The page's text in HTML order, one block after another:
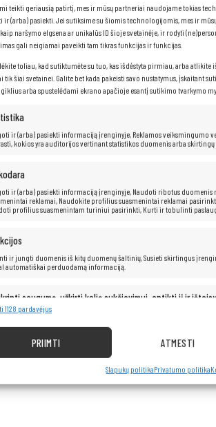
teikti geriausią patirtį, mes ir mūsų partneriai naudojame tokias
ir (arba) pasiekti. Jei sutiksime su šiomis technologijomis, mes ir
naršymo elgsena ar unikalūs ID šioje svetainėje, ir rodyti
gali neigiamai paveikti tam tikras funkcijas ir funkcijas.
toliau, kad sutiktumėte su tuo, kas išdėstyta pirmiau, arba
tik šiai svetainei. Galite bet kada pakeisti savo nustatymus, įskaitant
arba spustelėdami ekrano apačioje esantį sutikimo tvarkymo
ir (arba) pasiekti informaciją įrenginyje, Reklamos veiksmingumo
kokios yra auditorijos vertinant statistikos duomenis arba
ir (arba) pasiekti informaciją įrenginyje, Naudoti ribotus
reklamai, Naudokite profilius suasmenintai reklamai
profilius suasmenintam turiniui pasirinkti, Kurti ir tobulinti
ir jungti duomenis iš kitų duomenų šaltinių, Susieti skirtingus
automatiškai perduodamą informaciją.
saugumą, užkirti kelią sukčiavimui, aptikti jį ir
pristatymas ir pateikimas.
1128 pardavėjus
PRIIMTI ATMESTI
Slapukų politikaPrivatumo politika
„Lenovo
Procesorius:
Intel® Core™ i5-8350u
RAM:64 GB
Kietasis diskas: 1 TBSSD